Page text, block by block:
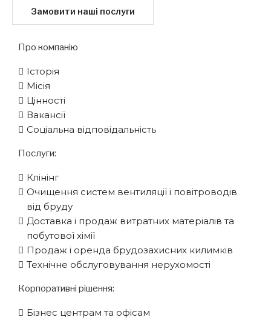
Замовити наші послуги
Про компанію
Історія
Місія
Цінності
Вакансії
Соціальна відповідальність
Послуги:
Клінінг
Очищення систем вентиляції і повітроводів
від бруду
Доставка і продаж витратних матеріалів та
побутової хімії
Продаж і оренда брудозахисних килимків
Технічне обслуговування нерухомості
Корпоративні рішення:
Бізнес центрам та офісам